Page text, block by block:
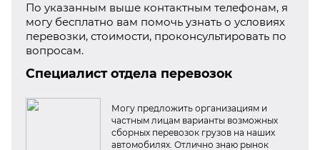
По указанным выше контактным телефонам, я
могу бесплатно вам помочь узнать о условиях
перевозки, стоимости, проконсультировать по
вопросам.
Специалист отдела перевозок
Могу предложить организациям и
частным лицам варианты возможных
сборных перевозок грузов на наших
автомобилях. Отлично знаю рынок